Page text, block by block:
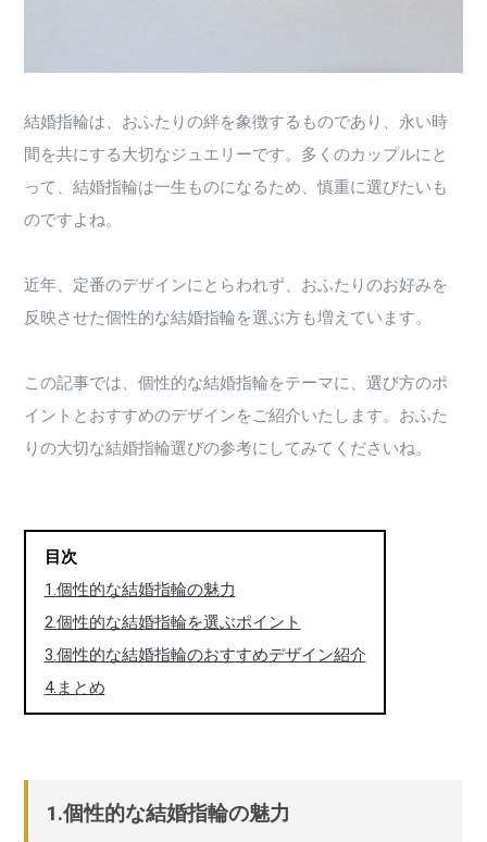
結婚指輪は、おふたりの絆を象徴するものであり、永い時
間を共にする大切なジュエリーです。多くのカップルにと
って、結婚指輪は一生ものになるため、慎重に選びたいも
のですよね。
近年、定番のデザインにとらわれず、おふたりのお好みを
反映させた個性的な結婚指輪を選ぶ方も増えています。
この記事では、個性的な結婚指輪をテーマに、選び方のポ
イントとおすすめのデザインをご紹介いたします。おふた
りの大切な結婚指輪選びの参考にしてみてくださいね。
目次
1.個性的な結婚指輪の魅力
2.個性的な結婚指輪を選ぶポイント
3.個性的な結婚指輪のおすすめデザイン紹介
4.まとめ
1.個性的な結婚指輪の魅力